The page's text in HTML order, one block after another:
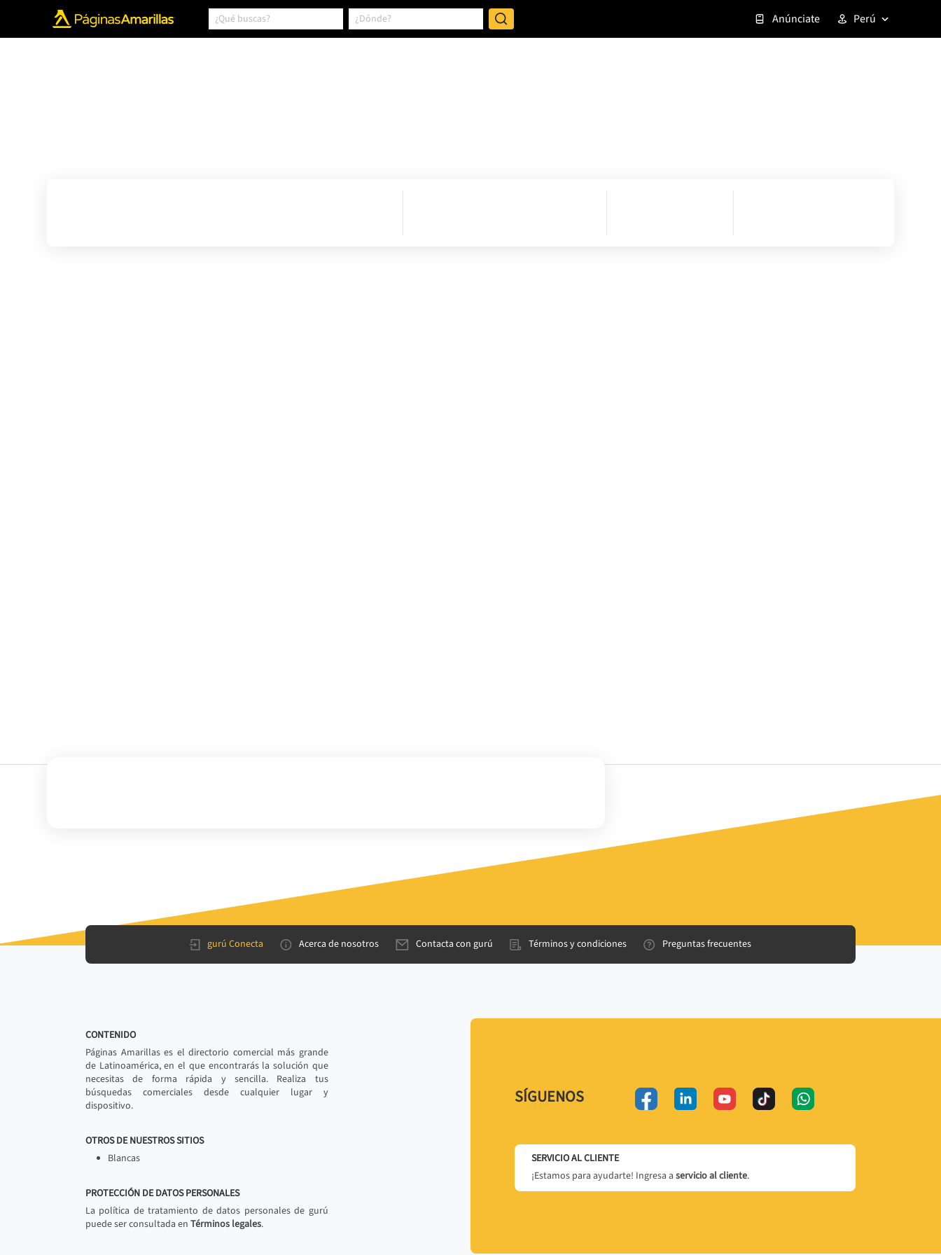
Anúnciate Perú
gurú Conecta Acerca de nosotros Contacta con gurú Términos y condiciones Preguntas frecuentes
CONTENIDO
Páginas Amarillas es el directorio comercial más grande
de Latinoamérica, en el que encontrarás la solución que
necesitas de forma rápida y sencilla. Realiza tus
búsquedas comerciales desde cualquier lugar y
dispositivo.
OTROS DE NUESTROS SITIOS
Blancas
PROTECCIÓN DE DATOS PERSONALES
La política de tratamiento de datos personales de gurú
puede ser consultada en Términos legales.
SÍGUENOS
SERVICIO AL CLIENTE
¡Estamos para ayudarte! Ingresa a servicio al cliente.